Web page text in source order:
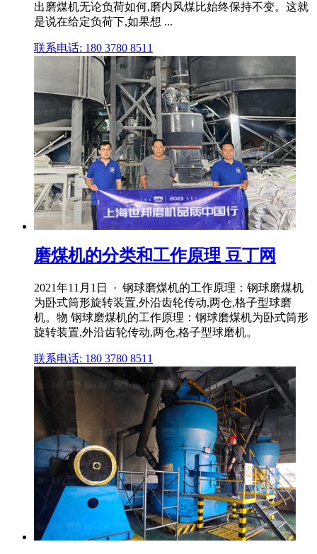
出磨煤机无论负荷如何,磨内风煤比始终保持不变。这就
是说在给定负荷下,如果想 ...
联系电话: 180 3780 8511
磨煤机的分类和工作原理 豆丁网
2021年11月1日 · 钢球磨煤机的工作原理：钢球磨煤机
为卧式筒形旋转装置,外沿齿轮传动,两仓,格子型球磨
机。物 钢球磨煤机的工作原理：钢球磨煤机为卧式筒形
旋转装置,外沿齿轮传动,两仓,格子型球磨机。
联系电话: 180 3780 8511